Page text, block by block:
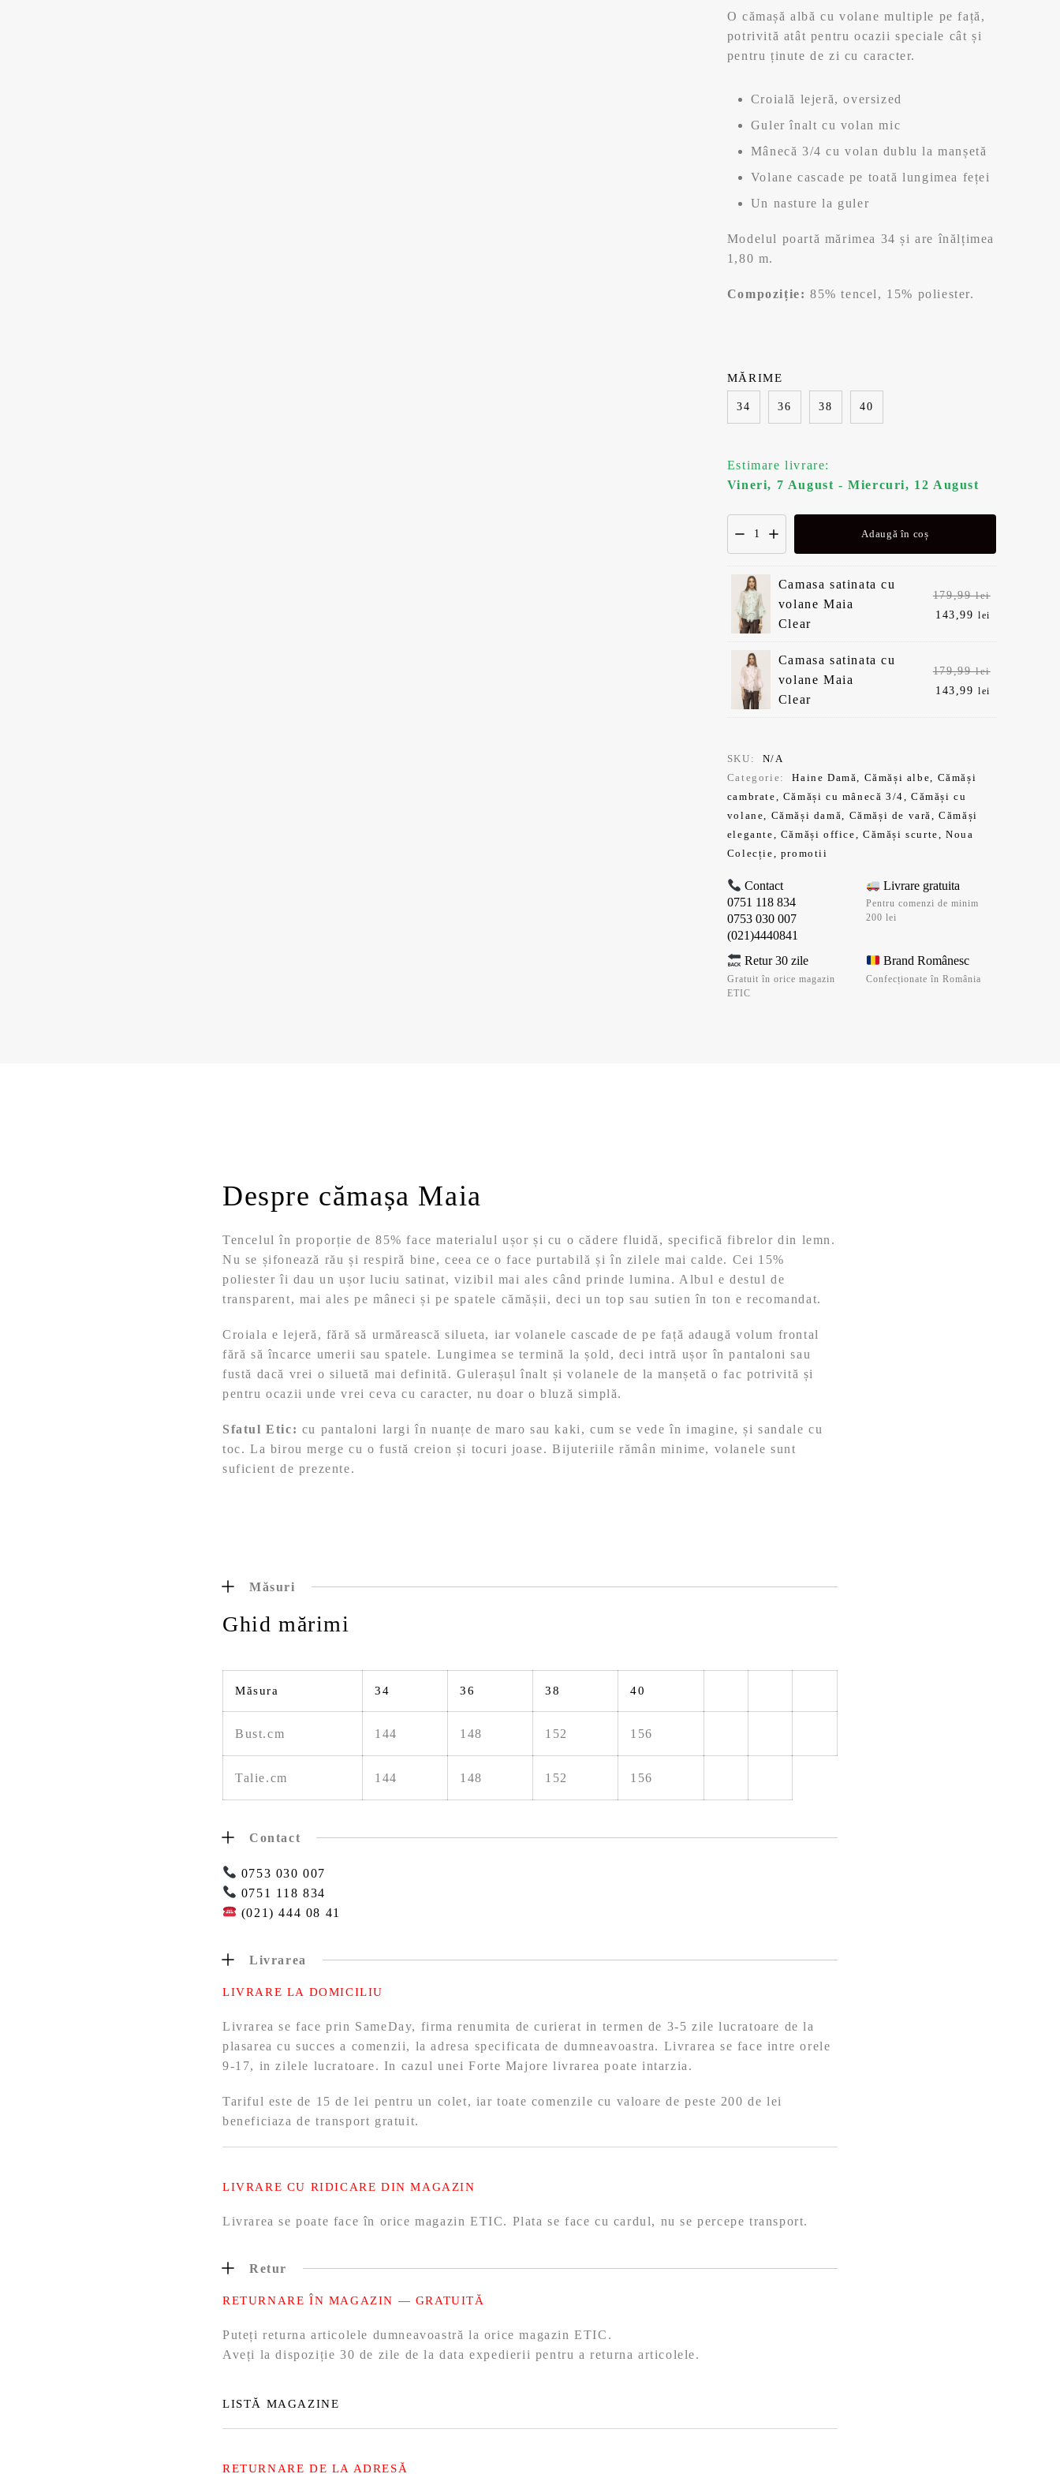
fost:
143,99 lei.
O cămașă albă cu volane multiple pe față,
potrivită atât pentru ocazii speciale cât și
pentru ținute de zi cu caracter.
Croială lejeră, oversized
Guler înalt cu volan mic
Mânecă 3/4 cu volan dublu la manșetă
Volane cascade pe toată lungimea feței
Un nasture la guler
Modelul poartă mărimea 34 și are înălțimea
1,80 m.
Compoziție: 85% tencel, 15% poliester.
34 36 38 40
MĂRIME
Estimare livrare:
Vineri, 7 August - Miercuri, 12 August
Adaugă în coș
Camasa satinata cu
volane Maia
Clear
179,99lei
143,99lei
Camasa satinata cu
volane Maia
Clear
179,99lei
143,99lei
SKU:
N/A
Categorie:
Haine Damă, Cămăși albe, Cămăși
cambrate, Cămăși cu mânecă 3/4,Cămăși cu
volane, Cămăși damă, Cămăși de vară,Cămăși
elegante, Cămăși office, Cămăși scurte, Noua
Colecție, promotii
Contact
0751 118 834
0753 030 007
(021)4440841
Livrare gratuita
Pentru comenzi de minim
200 lei
Retur 30 zile
Gratuit în orice magazin
ETIC
Brand Românesc
Confecționate în România
Despre cămașa Maia
Tencelul în proporție de 85% face materialul ușor și cu o cădere fluidă, specifică fibrelor din lemn.
Nu se șifonează rău și respiră bine, ceea ce o face purtabilă și în zilele mai calde. Cei 15%
poliester îi dau un ușor luciu satinat, vizibil mai ales când prinde lumina. Albul e destul de
transparent, mai ales pe mâneci și pe spatele cămășii, deci un top sau sutien în ton e recomandat.
Croiala e lejeră, fără să urmărească silueta, iar volanele cascade de pe față adaugă volum frontal
fără să încarce umerii sau spatele. Lungimea se termină la șold, deci intră ușor în pantaloni sau
fustă dacă vrei o siluetă mai definită. Gulerașul înalt și volanele de la manșetă o fac potrivită și
pentru ocazii unde vrei ceva cu caracter, nu doar o bluză simplă.
Sfatul Etic: cu pantaloni largi în nuanțe de maro sau kaki, cum se vede în imagine, și sandale cu
toc. La birou merge cu o fustă creion și tocuri joase. Bijuteriile rămân minime, volanele sunt
suficient de prezente.
Măsuri
Ghid mărimi
Măsura 34 36 38 40
Bust.cm 144 148 152 156
Talie.cm 144 148 152 156
Contact
0753 030 007
0751 118 834
(021) 444 08 41
Livrarea
LIVRARE LA DOMICILIU
Livrarea se face prin SameDay, firma renumita de curierat in termen de 3-5 zile lucratoare de la
plasarea cu succes a comenzii, la adresa specificata de dumneavoastra. Livrarea se face intre orele
9-17, in zilele lucratoare. In cazul unei Forte Majore livrarea poate intarzia.
Tariful este de 15 de lei pentru un colet, iar toate comenzile cu valoare de peste 200 de lei
beneficiaza de transport gratuit.
LIVRARE CU RIDICARE DIN MAGAZIN
Livrarea se poate face în orice magazin ETIC. Plata se face cu cardul, nu se percepe transport.
Retur
RETURNARE ÎN MAGAZIN — GRATUITĂ
Puteți returna articolele dumneavoastră la orice magazin ETIC.
Aveți la dispoziție 30 de zile de la data expedierii pentru a returna articolele.
LISTĂ MAGAZINE
RETURNARE DE LA ADRESĂ